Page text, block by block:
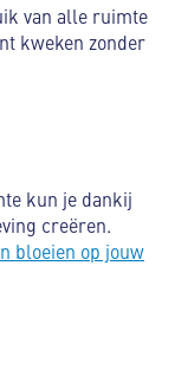
van alle ruimte
kweken zonder
kun je dankij
creëren.
bloeien op jouw